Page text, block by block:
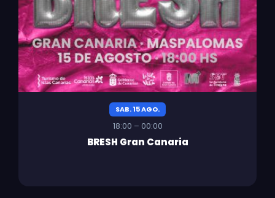
SAB. 15 AGO.
18:00 – 00:00
BRESH Gran Canaria